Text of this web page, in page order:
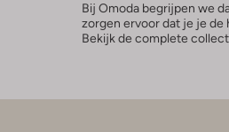
Bij Omoda begrijpen we
zorgen ervoor dat je je de
Bekijk de complete